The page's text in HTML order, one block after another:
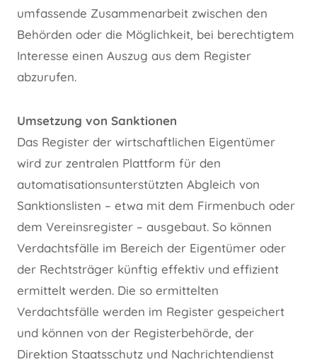
umfassende Zusammenarbeit zwischen den
Behörden oder die Möglichkeit, bei berechtigtem
Interesse einen Auszug aus dem Register
abzurufen.
Umsetzung von Sanktionen
Das Register der wirtschaftlichen Eigentümer
wird zur zentralen Plattform für den
automatisationsunterstützten Abgleich von
Sanktionslisten – etwa mit dem Firmenbuch oder
dem Vereinsregister – ausgebaut. So können
Verdachtsfälle im Bereich der Eigentümer oder
der Rechtsträger künftig effektiv und effizient
ermittelt werden. Die so ermittelten
Verdachtsfälle werden im Register gespeichert
und können von der Registerbehörde, der
Direktion Staatsschutz und Nachrichtendienst